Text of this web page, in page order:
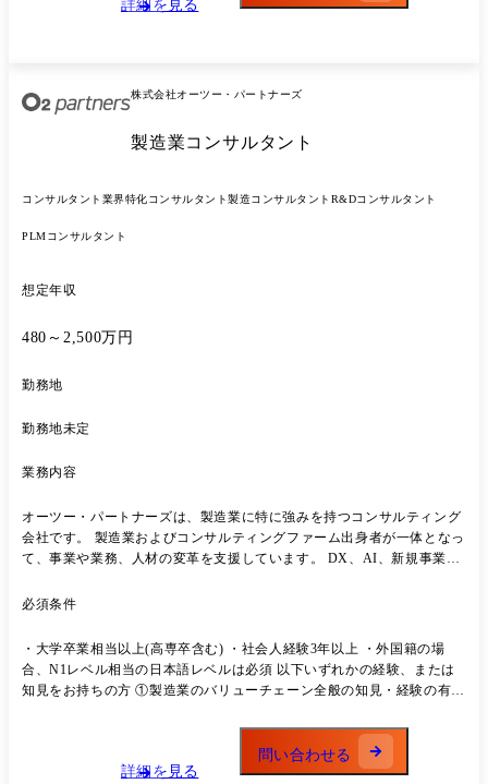
詳細を見る
株式会社オーツー・パートナーズ
製造業コンサルタント
コンサルタント 業界特化コンサルタント製造コンサルタント R&Dコンサルタント
PLMコンサルタント
想定年収
480～2,500万円
勤務地
勤務地未定
業務内容
オーツー・パートナーズは、製造業に特に強みを持つコンサルティング
会社です。 製造業およびコンサルティングファーム出身者が一体となっ
て、事業や業務、人材の変革を支援しています。 DX、AI、新規事業開
と、新製品開発や新規生産設備導入等の実行をプロジェクトマネージメ
い一緒に製造業を盛り上げていける仲間を募集致します。 【業務内容】
●業務改革:業務改革ビジョン策定、改革企画構想、改革実行・定着支援
・エンジニアが携わる業務を中心に幅広い業務領域をご支援 ●PLM導入
ム導入のご支援実績もあり ●設計DX支援:設計DXグランドデザイン(モ
ジュラーデザインなど製品/生産構造の見直しにも関与)、各種シミュレ
ーション・自動化/最適化システム企画構想～要件定義 ●生産DX支援:生
必須条件
・大学卒業相当以上(高専卒含む) ・社会人経験3年以上 ・外国籍の場
合、N1レベル相当の日本語レベルは必須 以下いずれかの経験、または
知見をお持ちの方 ①製造業のバリューチェーン全般の知見・経験の有識
発、設計、生産技術等で3年以上) ・業務コンサルタントとして製造業向
けに業務改革、IT改革などのコンサルティング支援経験者 ・ITコンサル
タントとして、デジタルツイン、デジタルマニュファクチャリング、
詳細を見る
問い合わせる